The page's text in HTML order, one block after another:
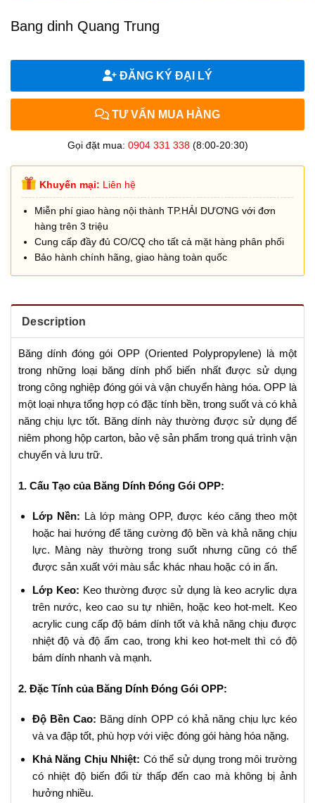
Bang dinh Quang Trung
ĐĂNG KÝ ĐẠI LÝ
TƯ VẤN MUA HÀNG
Gọi đặt mua: 0904 331 338(8:00-20:30)
Khuyến mại: Liên hệ
Miễn phí giao hàng nội thành TP.HẢI DƯƠNG với đơn
hàng trên 3 triệu
Cung cấp đầy đủ CO/CQ cho tất cả mặt hàng phân phối
Bảo hành chính hãng, giao hàng toàn quốc
Description
Băng dính đóng gói OPP (Oriented Polypropylene) là một
trong những loại băng dính phổ biến nhất được sử dụng
trong công nghiệp đóng gói và vận chuyển hàng hóa. OPP là
một loại nhựa tổng hợp có đặc tính bền, trong suốt và có khả
năng chịu lực tốt. Băng dính này thường được sử dụng để
niêm phong hộp carton, bảo vệ sản phẩm trong quá trình vận
chuyển và lưu trữ.
1. Cấu Tạo của Băng Dính Đóng Gói OPP:
Lớp Nền: Là lớp màng OPP, được kéo căng theo một
hoặc hai hướng để tăng cường độ bền và khả năng chịu
lực. Màng này thường trong suốt nhưng cũng có thể
được sản xuất với màu sắc khác nhau hoặc có in ấn.
Lớp Keo: Keo thường được sử dụng là keo acrylic dựa
trên nước, keo cao su tự nhiên, hoặc keo hot-melt. Keo
acrylic cung cấp độ bám dính tốt và khả năng chịu được
nhiệt độ và độ ẩm cao, trong khi keo hot-melt thì có độ
bám dính nhanh và mạnh.
2. Đặc Tính của Băng Dính Đóng Gói OPP:
Độ Bền Cao: Băng dính OPP có khả năng chịu lực kéo
và va đập tốt, phù hợp với việc đóng gói hàng hóa nặng.
Khả Năng Chịu Nhiệt: Có thể sử dụng trong môi trường
có nhiệt độ biến đổi từ thấp đến cao mà không bị ảnh
hưởng nhiều.